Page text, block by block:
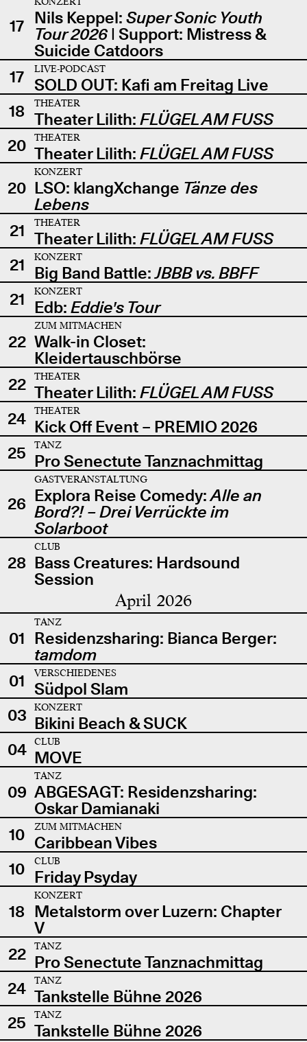
17 Nils Keppel: Super Sonic Youth
Tour 2026| Support: Mistress &
Suicide Catdoors
17
LIVE-PODCAST
SOLD OUT: Kafi am Freitag Live
18
THEATER
Theater Lilith: FLÜGEL AM FUSS
20
THEATER
Theater Lilith: FLÜGEL AM FUSS
20
KONZERT
LSO: klangXchange Tänze des
Lebens
21
THEATER
Theater Lilith: FLÜGEL AM FUSS
21
KONZERT
Big Band Battle:JBBB vs. BBFF
21
KONZERT
Edb: Eddie's Tour
22
ZUM MITMACHEN
Walk-in Closet:
Kleidertauschbörse
22
THEATER
Theater Lilith: FLÜGEL AM FUSS
24
THEATER
Kick Off Event – PREMIO 2026
25
TANZ
Pro Senectute Tanznachmittag
26
GASTVERANSTALTUNG
Explora Reise Comedy:Alle an
Bord?! – Drei Verrückte im
Solarboot
28
CLUB
Bass Creatures: Hardsound
Session
April 2026
01
TANZ
Residenzsharing: Bianca Berger:
tamdom
01
VERSCHIEDENES
Südpol Slam
03
KONZERT
Bikini Beach & SUCK
04
CLUB
MOVE
09
TANZ
ABGESAGT: Residenzsharing:
Oskar Damianaki
10
ZUM MITMACHEN
Caribbean Vibes
10
CLUB
Friday Psyday
18
KONZERT
Metalstorm over Luzern: Chapter
V
22
TANZ
Pro Senectute Tanznachmittag
24
TANZ
Tankstelle Bühne 2026
25
TANZ
Tankstelle Bühne 2026